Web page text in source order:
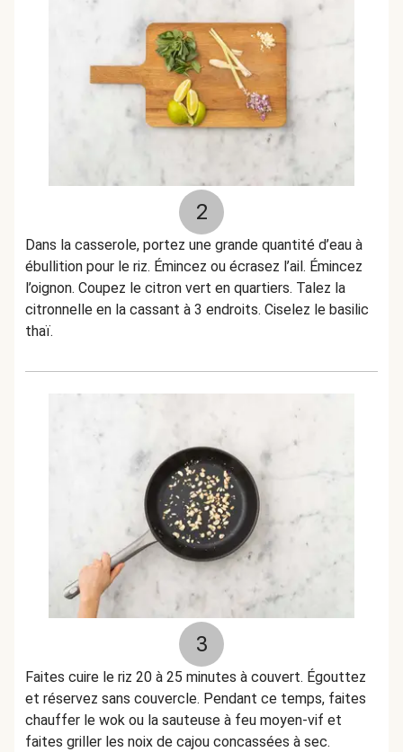
2
Dans la casserole, portez une grande quantité d’eau à
ébullition pour le riz. Émincez ou écrasez l’ail. Émincez
l’oignon. Coupez le citron vert en quartiers. Talez la
citronnelle en la cassant à 3 endroits. Ciselez le basilic
thaï.
3
Faites cuire le riz 20 à 25 minutes à couvert. Égouttez
et réservez sans couvercle. Pendant ce temps, faites
chauffer le wok ou la sauteuse à feu moyen-vif et
faites griller les noix de cajou concassées à sec.